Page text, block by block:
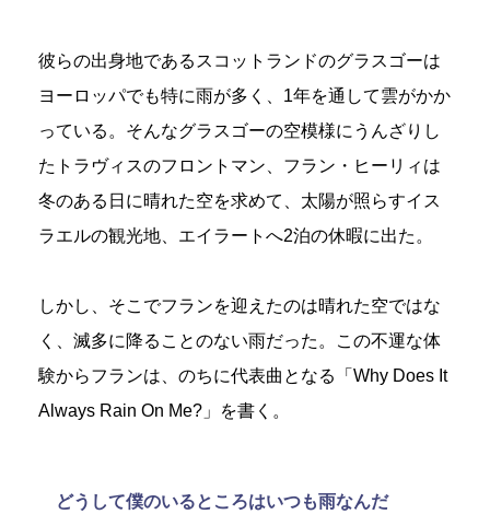
彼らの出身地であるスコットランドのグラスゴーは
ヨーロッパでも特に雨が多く、1年を通して雲がかか
っている。そんなグラスゴーの空模様にうんざりし
たトラヴィスのフロントマン、フラン・ヒーリィは
冬のある日に晴れた空を求めて、太陽が照らすイス
ラエルの観光地、エイラートへ2泊の休暇に出た。
しかし、そこでフランを迎えたのは晴れた空ではな
く、滅多に降ることのない雨だった。この不運な体
験からフランは、のちに代表曲となる「Why Does It
Always Rain On Me?」を書く。
どうして僕のいるところはいつも雨なんだ